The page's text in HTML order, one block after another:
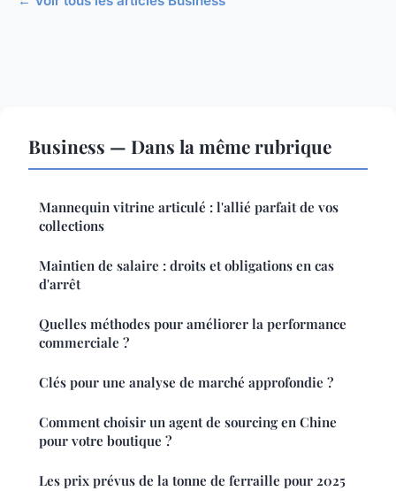
Business — Dans la même rubrique
Mannequin vitrine articulé : l'allié parfait de vos
collections
Maintien de salaire : droits et obligations en cas
d'arrêt
Quelles méthodes pour améliorer la performance
commerciale ?
Clés pour une analyse de marché approfondie ?
Comment choisir un agent de sourcing en Chine
pour votre boutique ?
Les prix prévus de la tonne de ferraille pour 2025